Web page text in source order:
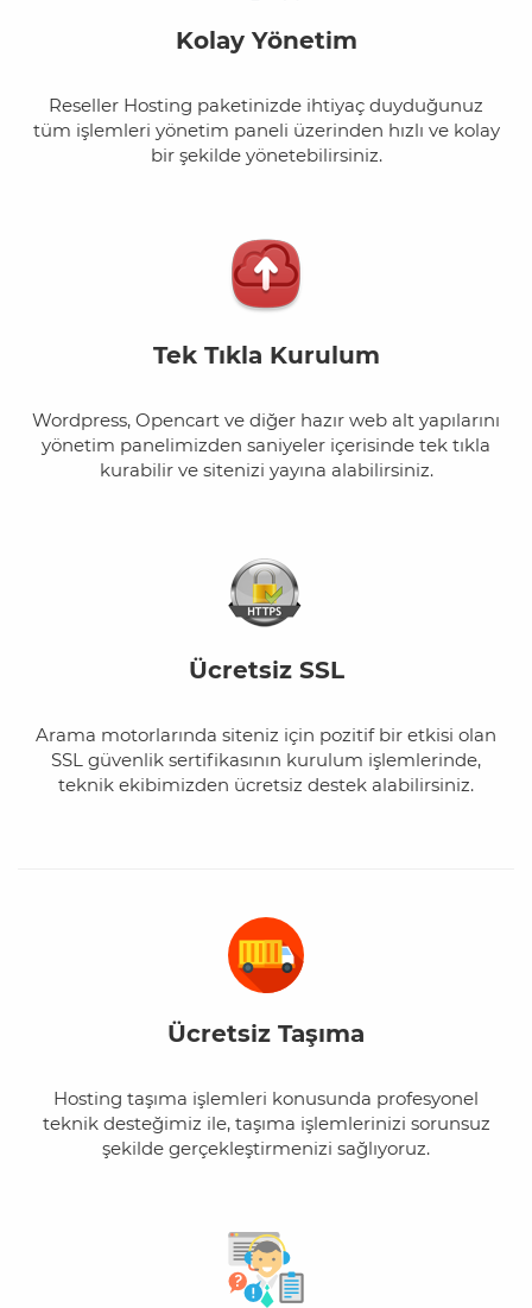
Kolay Yönetim
Reseller Hosting paketinizde ihtiyaç duyduğunuz
tüm işlemleri yönetim paneli üzerinden hızlı ve kolay
bir şekilde yönetebilirsiniz.
Tek Tıkla Kurulum
Wordpress, Opencart ve diğer hazır web alt yapılarını
yönetim panelimizden saniyeler içerisinde tek tıkla
kurabilir ve sitenizi yayına alabilirsiniz.
Ücretsiz SSL
Arama motorlarında siteniz için pozitif bir etkisi olan
SSL güvenlik sertifikasının kurulum işlemlerinde,
teknik ekibimizden ücretsiz destek alabilirsiniz.
Ücretsiz Taşıma
Hosting taşıma işlemleri konusunda profesyonel
teknik desteğimiz ile, taşıma işlemlerinizi sorunsuz
şekilde gerçekleştirmenizi sağlıyoruz.